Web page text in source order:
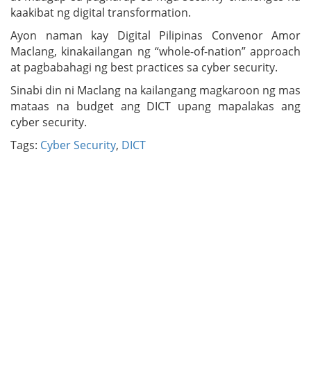
kaakibat ng digital transformation.
Ayon naman kay Digital Pilipinas Convenor Amor
Maclang, kinakailangan ng “whole-of-nation” approach
at pagbabahagi ng best practices sa cyber security.
Sinabi din ni Maclang na kailangang magkaroon ng mas
mataas na budget ang DICT upang mapalakas ang
cyber security.
Tags: Cyber Security, DICT